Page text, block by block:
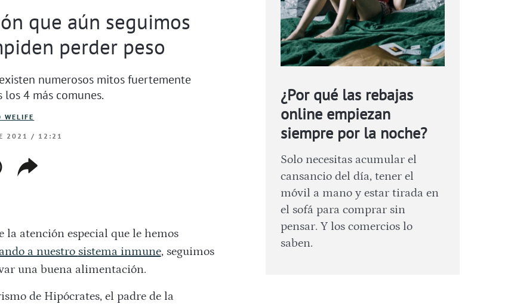
que aún seguimos
perder peso
numerosos mitos fuertemente
los 4 más comunes.
WELIFE
2021 / 12:21
copiar
enlace
la atención especial que le hemos
a nuestro sistema inmune, seguimos
una buena alimentación.
de Hipócrates, el padre de la
¿Por qué las rebajas
online empiezan
siempre por la noche?
Solo necesitas acumular el
cansancio del día, tener el
móvil a mano y estar tirada en
el sofá para comprar sin
pensar. Y los comercios lo
saben.